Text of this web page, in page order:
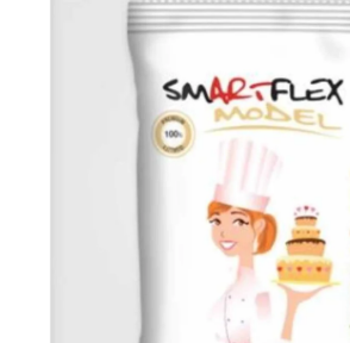
PRO OSLAVY
DO KUCHYNĚ
TÉMATICKÉ PRODUKTY